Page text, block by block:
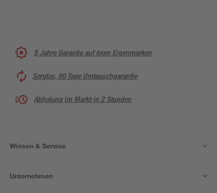
5 Jahre Garantie auf toom Eigenmarken
Sorglos, 90 Tage Umtauschgarantie
Abholung im Markt in 2 Stunden
Wissen & Service
Unternehmen